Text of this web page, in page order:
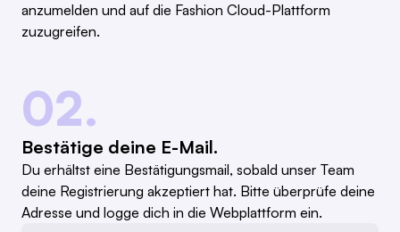
anzumelden und auf die Fashion Cloud-Plattform
zuzugreifen.
02.
Bestätige deine E-Mail.
Du erhältst eine Bestätigungsmail, sobald unser Team
deine Registrierung akzeptiert hat. Bitte überprüfe deine
Adresse und logge dich in die Webplattform ein.